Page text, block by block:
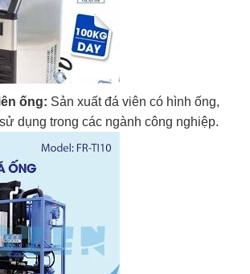
ống: Sản xuất đá viên có hình ống,
dụng trong các ngành công nghiệp.